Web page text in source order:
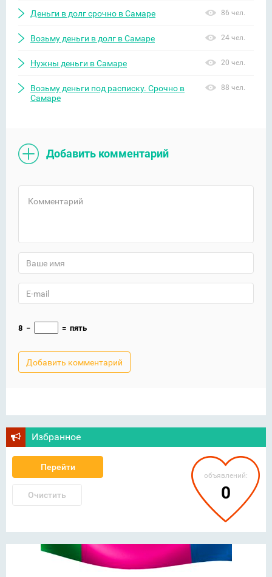
Деньги в долг срочно в Самаре 86 чел.
Возьму деньги в долг в Самаре 24 чел.
Нужны деньги в Самаре 20 чел.
Возьму деньги под расписку. Срочно в
Самаре
88 чел.
Добавить комментарий
8 − = пять
Избранное
Перейти
Очистить
объявлений:
0